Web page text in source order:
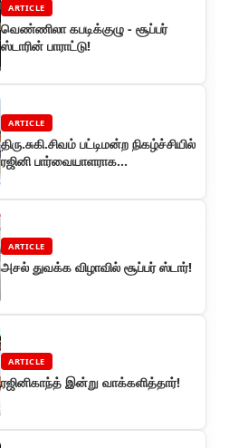
ARTICLE
வெண்ணிலா கபடிக்குழு - சூப்பர்
ஸ்டாரின் பாராட்டு!
ARTICLE
திரு.சுகி.சிவம் பட்டிமன்ற நிகழ்ச்சியில்
ரஜினி பார்வையாளராக
ARTICLE
அசல் துவக்க விழாவில் சூப்பர் ஸ்டார்!
ARTICLE
ரஜினிகாந்த் இன்று வாக்களித்தார்!